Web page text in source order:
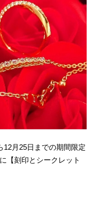
12月25日までの期間限定
【刻印とシークレット